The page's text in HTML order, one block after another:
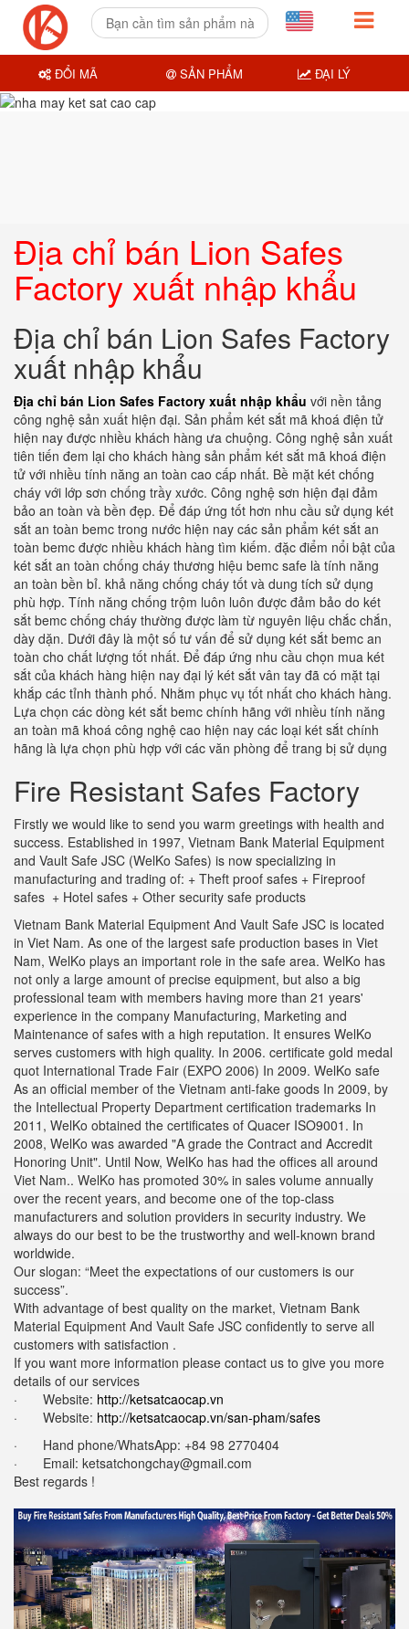
Địa chỉ bán Lion Safes
Factory xuất nhập khẩu
Địa chỉ bán Lion Safes Factory
xuất nhập khẩu
Địa chỉ bán Lion Safes Factory xuất nhập khẩu với nền tảng
công nghệ sản xuất hiện đại. Sản phẩm két sắt mã khoá điện tử
hiện nay được nhiều khách hàng ưa chuộng. Công nghệ sản xuất
tiên tiến đem lại cho khách hàng sản phẩm két sắt mã khoá điện
tử với nhiều tính năng an toàn cao cấp nhất. Bề mặt két chống
cháy với lớp sơn chống trầy xước. Công nghệ sơn hiện đại đảm
bảo an toàn và bền đẹp. Để đáp ứng tốt hơn nhu cầu sử dụng két
sắt an toàn bemc trong nước hiện nay các sản phẩm két sắt an
toàn bemc được nhiều khách hàng tìm kiếm. đặc điểm nổi bật của
két sắt an toàn chống cháy thương hiệu bemc safe là tính năng
an toàn bền bỉ. khả năng chống cháy tốt và dung tích sử dụng
phù hợp. Tính năng chống trộm luôn luôn được đảm bảo do két
sắt bemc chống cháy thường được làm từ nguyên liệu chắc chắn,
dày dặn. Dưới đây là một số tư vấn để sử dụng két sắt bemc an
toàn cho chất lượng tốt nhất. Để đáp ứng nhu cầu chọn mua két
sắt của khách hàng hiện nay đại lý két sắt vân tay đã có mặt tại
khắp các tỉnh thành phố. Nhằm phục vụ tốt nhất cho khách hàng.
Lựa chọn các dòng két sắt bemc chính hãng với nhiều tính năng
an toàn mã khoá công nghệ cao hiện nay các loại két sắt chính
hãng là lựa chọn phù hợp với các văn phòng để trang bị sử dụng
Fire Resistant Safes Factory
Firstly we would like to send you warm greetings with health and
success. Established in 1997, Vietnam Bank Material Equipment
and Vault Safe JSC (WelKo Safes) is now specializing in
manufacturing and trading of: + Theft proof safes + Fireproof
safes + Hotel safes + Other security safe products
Vietnam Bank Material Equipment And Vault Safe JSC is located
in Viet Nam. As one of the largest safe production bases in Viet
Nam, WelKo plays an important role in the safe area. WelKo has
not only a large amount of precise equipment, but also a big
professional team with members having more than 21 years'
experience in the company Manufacturing, Marketing and
Maintenance of safes with a high reputation. It ensures WelKo
serves customers with high quality. In 2006. certificate gold medal
quot International Trade Fair (EXPO 2006) In 2009. WelKo safe
As an official member of the Vietnam anti-fake goods In 2009, by
the Intellectual Property Department certification trademarks In
2011, WelKo obtained the certificates of Quacer ISO9001. In
2008, WelKo was awarded "A grade the Contract and Accredit
Honoring Unit". Until Now, WelKo has had the offices all around
Viet Nam.. WelKo has promoted 30% in sales volume annually
over the recent years, and become one of the top-class
manufacturers and solution providers in security industry. We
always do our best to be the trustworthy and well-known brand
worldwide.
Our slogan: “Meet the expectations of our customers is our
success”.
With advantage of best quality on the market, Vietnam Bank
Material Equipment And Vault Safe JSC confidently to serve all
customers with satisfaction .
If you want more information please contact us to give you more
details of our services
· Website: http://ketsatcaocap.vn
· Website: http://ketsatcaocap.vn/san-pham/safes
· Hand phone/WhatsApp: ‪+84 98 2770404
· Email: ketsatchongchay@gmail.com
Best regards !
ĐỔI MÃ SẢN PHẨM ĐẠI LÝ